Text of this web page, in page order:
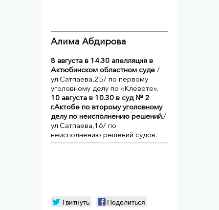
Алима Абдирова
8 августа в 14.30 апелляция в
Актюбинском областном суде /
ул.Сатпаева,2Б/ по первому
уголовному делу по «Клевете».
10 августа в 10.30 в суд № 2
г.Актобе по второму уголовному
делу по неисполнению решений./
ул.Сатпаева,16/ по
неисполнению решений судов.
Твитнуть Поделиться